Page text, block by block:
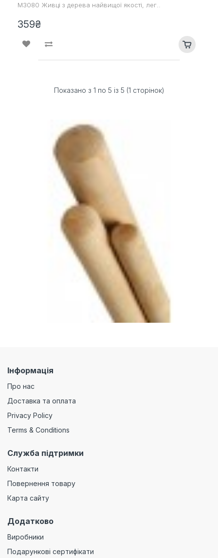
M3080 Живці з дерева найвищої якості, лег..
359₴
Показано з 1 по 5 із 5 (1 сторінок)
Інформація
Про нас
Доставка та оплата
Privacy Policy
Terms & Conditions
Служба підтримки
Контакти
Повернення товару
Карта сайту
Додатково
Виробники
Подарункові сертифікати